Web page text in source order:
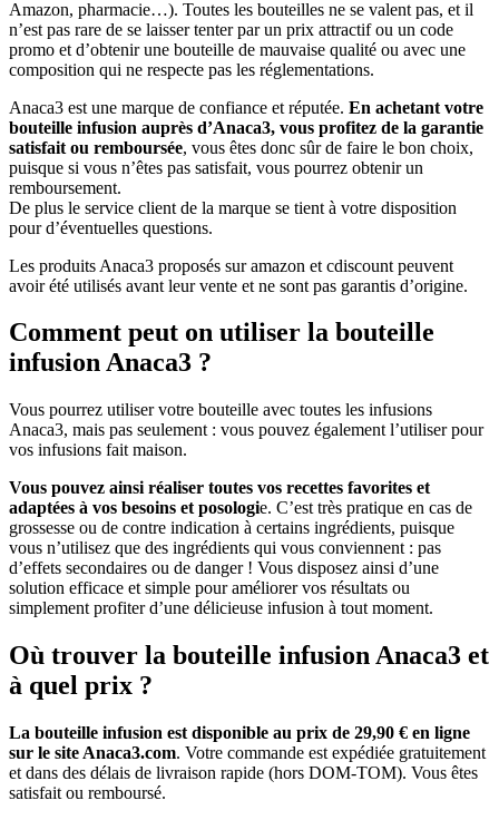
Amazon, pharmacie…). Toutes les bouteilles ne se valent pas, et il
n’est pas rare de se laisser tenter par un prix attractif ou un code
promo et d’obtenir une bouteille de mauvaise qualité ou avec une
composition qui ne respecte pas les réglementations.
Anaca3 est une marque de confiance et réputée. En achetant votre
bouteille infusion auprès d’Anaca3, vous profitez de la garantie
satisfait ou remboursée, vous êtes donc sûr de faire le bon choix,
puisque si vous n’êtes pas satisfait, vous pourrez obtenir un
remboursement.
De plus le service client de la marque se tient à votre disposition
pour d’éventuelles questions.
Les produits Anaca3 proposés sur amazon et cdiscount peuvent
avoir été utilisés avant leur vente et ne sont pas garantis d’origine.
Comment peut on utiliser la bouteille
infusion Anaca3 ?
Vous pourrez utiliser votre bouteille avec toutes les infusions
Anaca3, mais pas seulement : vous pouvez également l’utiliser pour
vos infusions fait maison.
Vous pouvez ainsi réaliser toutes vos recettes favorites et
adaptées à vos besoins et posologie. C’est très pratique en cas de
grossesse ou de contre indication à certains ingrédients, puisque
vous n’utilisez que des ingrédients qui vous conviennent : pas
d’effets secondaires ou de danger ! Vous disposez ainsi d’une
solution efficace et simple pour améliorer vos résultats ou
simplement profiter d’une délicieuse infusion à tout moment.
Où trouver la bouteille infusion Anaca3 et
à quel prix ?
La bouteille infusion est disponible au prix de 29,90 € en ligne
sur le site Anaca3.com. Votre commande est expédiée gratuitement
et dans des délais de livraison rapide (hors DOM-TOM). Vous êtes
satisfait ou remboursé.